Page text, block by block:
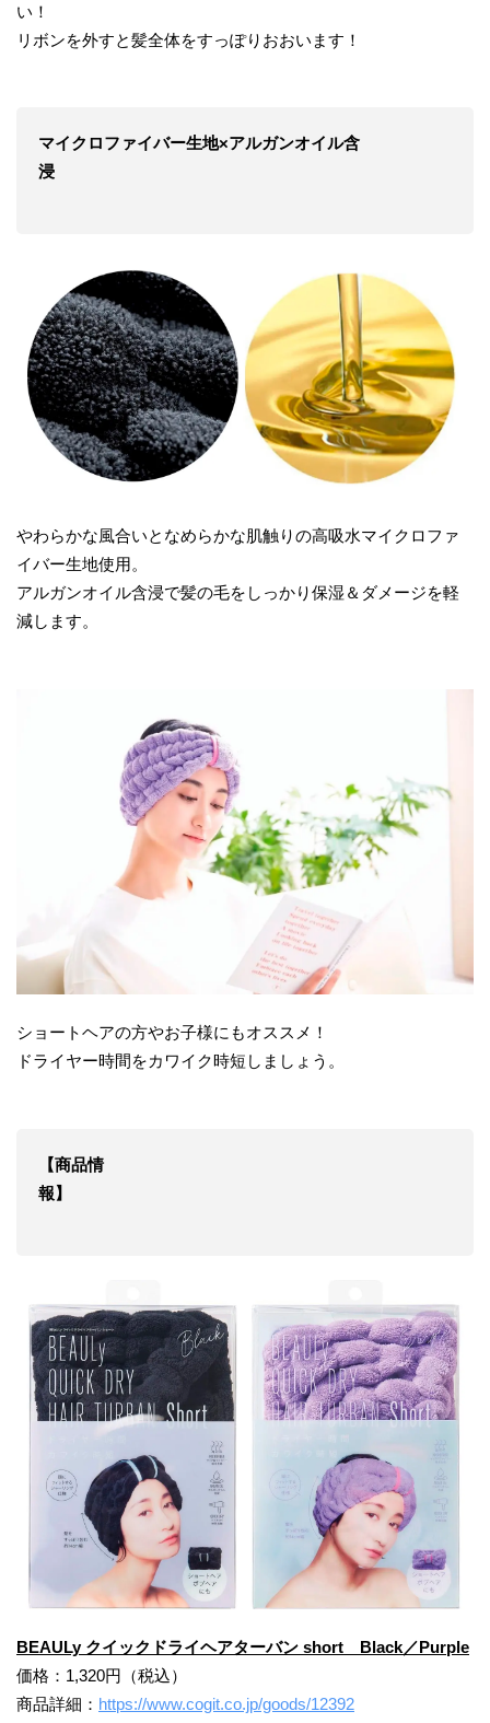
い！
リボンを外すと髪全体をすっぽりおおいます！
マイクロファイバー生地×アルガンオイル含
浸
やわらかな風合いとなめらかな肌触りの高吸水マイクロファ
イバー生地使用。
アルガンオイル含浸で髪の毛をしっかり保湿＆ダメージを軽
減します。
ショートヘアの方やお子様にもオススメ！
ドライヤー時間をカワイク時短しましょう。
【商品情
報】
BEAULy クイックドライヘアターバン short Black／Purple
価格：1,320円（税込）
商品詳細： https://www.cogit.co.jp/goods/12392